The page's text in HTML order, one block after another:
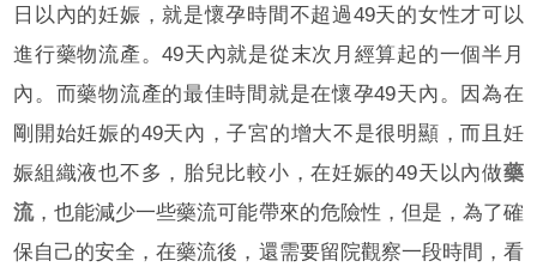
日以內的妊娠，就是懷孕時間不超過49天的女性才可以
進行藥物流產。49天內就是從末次月經算起的一個半月
內。而藥物流產的最佳時間就是在懷孕49天內。因為在
剛開始妊娠的49天內，子宮的增大不是很明顯，而且妊
娠組織液也不多，胎兒比較小，在妊娠的49天以內做藥
流，也能減少一些藥流可能帶來的危險性，但是，為了確
保自己的安全，在藥流後，還需要留院觀察一段時間，看